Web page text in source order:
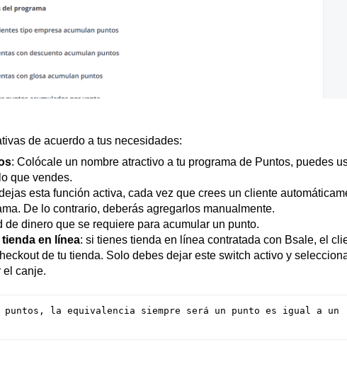
de acuerdo a tus necesidades:
: Colócale un nombre atractivo a tu programa de Puntos, puedes
que vendes.
esta función activa, cada vez que crees un cliente
De lo contrario, deberás agregarlos manualmente.
de dinero que se requiere para acumular un punto.
en línea: si tienes tienda en línea contratada con Bsale, el
de tu tienda. Solo debes dejar este switch activo y
el canje.
puntos, la equivalencia siempre será un punto es igual a un